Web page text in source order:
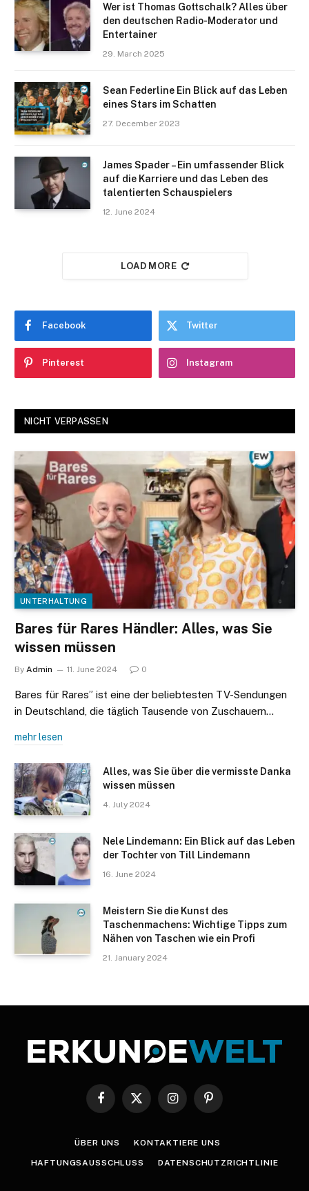
Wer ist Thomas Gottschalk? Alles über
den deutschen Radio-Moderator und
Entertainer
29. March 2025
Sean Federline Ein Blick auf das Leben
eines Stars im Schatten
27. December 2023
James Spader – Ein umfassender Blick
auf die Karriere und das Leben des
talentierten Schauspielers
12. June 2024
LOAD MORE
Facebook Twitter
Pinterest Instagram
NICHT VERPASSEN
UNTERHALTUNG
Bares für Rares Händler: Alles, was Sie
wissen müssen
By Admin 11. June 2024 0
Bares für Rares” ist eine der beliebtesten TV-Sendungen
in Deutschland, die täglich Tausende von Zuschauern…
mehr lesen
Alles, was Sie über die vermisste Danka
wissen müssen
4. July 2024
Nele Lindemann: Ein Blick auf das Leben
der Tochter von Till Lindemann
16. June 2024
Meistern Sie die Kunst des
Taschenmachens: Wichtige Tipps zum
Nähen von Taschen wie ein Profi
21. January 2024
Facebook
X
InstagramPinterest
ÜBER UNS KONTAKTIERE UNS
HAFTUNGSAUSSCHLUSS DATENSCHUTZRICHTLINIE